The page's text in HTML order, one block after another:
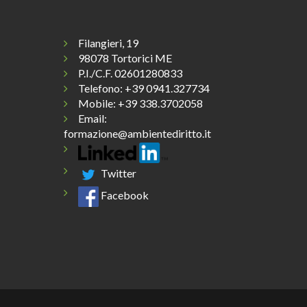
Filangieri, 19
98078 Tortorici ME
P.I./C.F. 02601280833
Telefono: +39 0941.327734
Mobile: +39 338.3702058
Email:
formazione@ambientediritto.it
Twitter
Facebook